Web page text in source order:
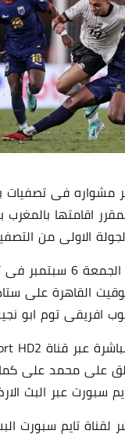
مشواره فى
2025 و المقرر اقامتها
الاولى من
تقام المباراة يوم
القاهرة على
افريقى توم ابو
على محمد على كما
سبورت عبر البث
لقناة تايم سبورت